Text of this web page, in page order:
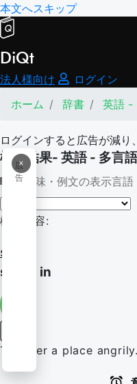
本文へスキップ
DiQt
法人様向け
ログイン
ホーム
辞書 英語 -
ログインすると広告が減り
×
広
告
検索結果- 英語 - 多言語
意味・例文の表示言語
検索内容:
storm,
storm in
To enter a place angrily.